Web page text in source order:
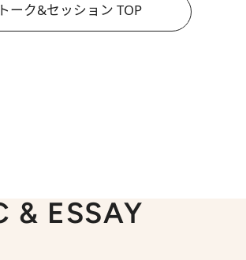
トーク&セッション TOP
& ESSAY